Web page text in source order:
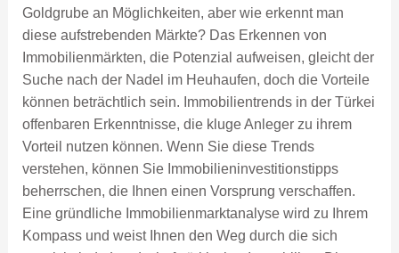
Goldgrube an Möglichkeiten, aber wie erkennt man
diese aufstrebenden Märkte? Das Erkennen von
Immobilienmärkten, die Potenzial aufweisen, gleicht der
Suche nach der Nadel im Heuhaufen, doch die Vorteile
können beträchtlich sein. Immobilientrends in der Türkei
offenbaren Erkenntnisse, die kluge Anleger zu ihrem
Vorteil nutzen können. Wenn Sie diese Trends
verstehen, können Sie Immobilieninvestitionstipps
beherrschen, die Ihnen einen Vorsprung verschaffen.
Eine gründliche Immobilienmarktanalyse wird zu Ihrem
Kompass und weist Ihnen den Weg durch die sich